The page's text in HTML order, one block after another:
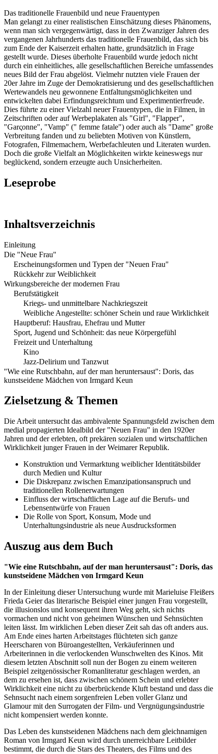
Das traditionelle Frauenbild und neue Frauentypen
Man gelangt zu einer realistischen Einschätzung dieses Phänomens,
wenn man sich vergegenwärtigt, dass in den Zwanziger Jahren des
vergangenen Jahrhunderts das traditionelle Frauenbild, das sich bis
zum Ende der Kaiserzeit erhalten hatte, grundsätzlich in Frage
gestellt wurde. Dieses überholte Frauenbild wurde jedoch nicht
durch ein einheitliches, alle gesellschaftlichen Bereiche umfassendes
neues Bild der Frau abgelöst. Vielmehr nutzten viele Frauen der
20er Jahre im Zuge der Demokratisierung und des gesellschaftlichen
Wertewandels neu gewonnene Entfaltungsmöglichkeiten und
entwickelten dabei Erfindungsreichtum und Experimentierfreude.
Dies führte zu einer Vielzahl neuer Frauentypen, die in Filmen, in
Zeitschriften oder auf Werbeplakaten als "Girl", "Flapper",
"Garςonne", "Vamp" (" femme fatale") oder auch als "Dame" große
Verbreitung fanden und zu beliebten Motiven von Künstlern,
Fotografen, Filmemachern, Werbefachleuten und Literaten wurden.
Doch die große Vielfalt an Möglichkeiten wirkte keineswegs nur
beglückend, sondern erzeugte auch Unsicherheiten.
Leseprobe
Inhaltsverzeichnis
Einleitung
Die "Neue Frau"
Erscheinungsformen und Typen der "Neuen Frau"
Rückkehr zur Weiblichkeit
Wirkungsbereiche der modernen Frau
Berufstätigkeit
Kriegs- und unmittelbare Nachkriegszeit
Weibliche Angestellte: schöner Schein und raue Wirklichkeit
Hauptberuf: Hausfrau, Ehefrau und Mutter
Sport, Jugend und Schönheit: das neue Körpergefühl
Freizeit und Unterhaltung
Kino
Jazz-Delirium und Tanzwut
"Wie eine Rutschbahn, auf der man heruntersaust": Doris, das
kunstseidene Mädchen von Irmgard Keun
Zielsetzung & Themen
Die Arbeit untersucht das ambivalente Spannungsfeld zwischen dem
medial propagierten Idealbild der "Neuen Frau" in den 1920er
Jahren und der erlebten, oft prekären sozialen und wirtschaftlichen
Wirklichkeit junger Frauen in der Weimarer Republik.
Konstruktion und Vermarktung weiblicher Identitätsbilder
durch Medien und Kultur
Die Diskrepanz zwischen Emanzipationsanspruch und
traditionellen Rollenerwartungen
Einfluss der wirtschaftlichen Lage auf die Berufs- und
Lebensentwürfe von Frauen
Die Rolle von Sport, Konsum, Mode und
Unterhaltungsindustrie als neue Ausdrucksformen
Auszug aus dem Buch
"Wie eine Rutschbahn, auf der man heruntersaust": Doris, das
kunstseidene Mädchen von Irmgard Keun
In der Einleitung dieser Untersuchung wurde mit Marieluise Fleißers
Frieda Geier das literarische Beispiel einer jungen Frau vorgestellt,
die illusionslos und konsequent ihren Weg geht, sich nichts
vormachen und nicht von geheimen Wünschen und Sehnsüchten
leiten lässt. Im wirklichen Leben dieser Zeit sah das oft anders aus.
Am Ende eines harten Arbeitstages flüchteten sich ganze
Heerscharen von Büroangestellten, Verkäuferinnen und
Arbeiterinnen in die verlockenden Wunschwelten des Kinos. Mit
diesem letzten Abschnitt soll nun der Bogen zu einem weiteren
Beispiel zeitgenössischer Romanliteratur geschlagen werden, an
dem zu ersehen ist, dass zwischen schönem Schein und erlebter
Wirklichkeit eine nicht zu überbrückende Kluft bestand und dass die
Sehnsucht nach einem sorgenfreien Leben voller Glanz und
Glamour mit den Surrogaten der Film- und Vergnügungsindustrie
nicht kompensiert werden konnte.
Das Leben des kunstseidenen Mädchens nach dem gleichnamigen
Roman von Irmgard Keun wird durch unerreichbare Leitbilder
bestimmt, die durch die Stars des Theaters, des Films und des